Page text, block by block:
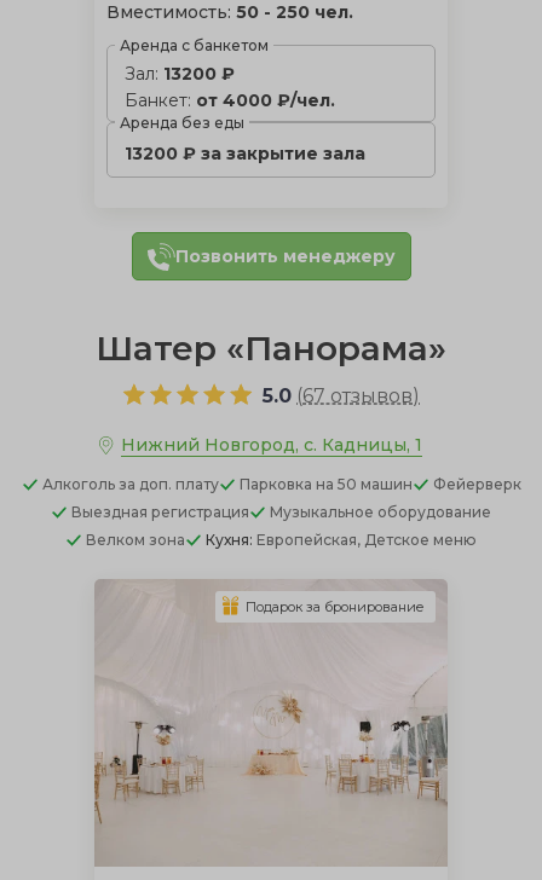
Вместимость: 50 - 250 чел.
Аренда с банкетом
Зал: 13200 ₽
Банкет: от 4000 ₽/чел.
Аренда без еды
13200 ₽ за закрытие зала
Позвонить менеджеру
Шатер «Панорама»
5.0 (67 отзывов)
Нижний Новгород, с. Кадницы, 1
Алкоголь за доп. плату Парковка на 50 машин
Фейерверк
Выездная регистрация
Музыкальное оборудование
Велком зона
Кухня: Европейская, Детское меню
Подарок за бронирование